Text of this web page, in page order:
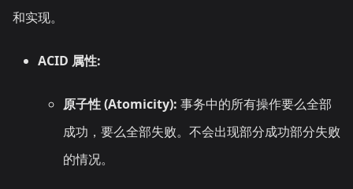
和实现。
ACID 属性:
原子性 (Atomicity): 事务中的所有操作要么全部
成功，要么全部失败。不会出现部分成功部分失败
的情况。